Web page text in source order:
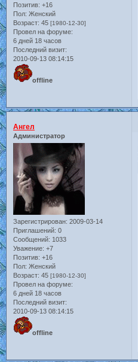
Позитив: +16
Пол: Женский
Возраст: 45 [1980-12-30]
Провел на форуме:
6 дней 18 часов
Последний визит:
2010-09-13 08:14:15
offline
Ангел
Администратор
Зарегистрирован: 2009-03-14
Приглашений: 0
Сообщений: 1033
Уважение: +7
Позитив: +16
Пол: Женский
Возраст: 45 [1980-12-30]
Провел на форуме:
6 дней 18 часов
Последний визит:
2010-09-13 08:14:15
offline